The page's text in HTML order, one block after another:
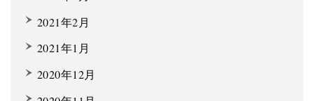
2021年2月
2021年1月
2020年12月